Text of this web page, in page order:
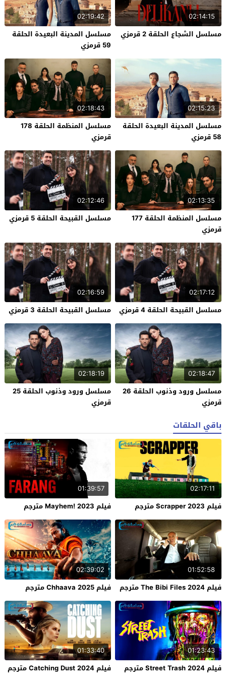
02:14:15
مسلسل الشجاع الحلقة 2 قرمزي
02:19:42
مسلسل المدينة البعيدة الحلقة
59 قرمزي
02:15:23
مسلسل المدينة البعيدة الحلقة
58 قرمزي
02:18:43
مسلسل المنظمة الحلقة 178
قرمزي
02:13:35
مسلسل المنظمة الحلقة 177
قرمزي
02:12:46
مسلسل القبيحة الحلقة 5 قرمزي
02:17:12
مسلسل القبيحة الحلقة 4 قرمزي
02:16:59
مسلسل القبيحة الحلقة 3 قرمزي
02:18:47
مسلسل ورود وذنوب الحلقة 26
قرمزي
02:18:19
مسلسل ورود وذنوب الحلقة 25
قرمزي
باقي الحلقات
02:17:11
فيلم Scrapper 2023 مترجم
01:39:57
فيلم Mayhem! 2023 مترجم
01:52:58
فيلم The Bibi Files 2024 مترجم
02:39:02
فيلم Chhaava 2025 مترجم
01:23:43
فيلم Street Trash 2024 مترجم
01:33:40
فيلم Catching Dust 2024 مترجم